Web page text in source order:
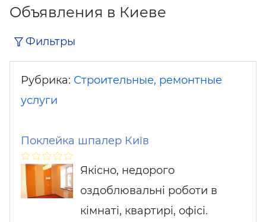
Объявления в Киеве
Фильтры
Рубрика: Строительные, ремонтные
услуги
Поклейка шпалер Київ
Якісно, недорого
оздоблювальні роботи в
кімнаті, квартирі, офісі.